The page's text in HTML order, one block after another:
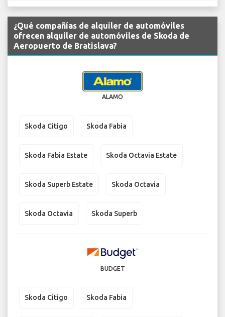
¿Qué compañías de alquiler de automóviles
ofrecen alquiler de automóviles de Skoda de
Aeropuerto de Bratislava?
ALAMO
Skoda Citigo Skoda Fabia
Skoda Fabia Estate Skoda Octavia Estate
Skoda Superb Estate Skoda Octavia
Skoda Octavia Skoda Superb
BUDGET
Skoda Citigo Skoda Fabia